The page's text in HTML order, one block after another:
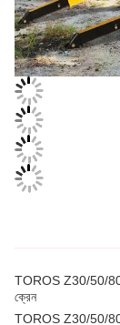
TOROS Z30/50/80/
ক্রেন
TOROS Z30/50/80/